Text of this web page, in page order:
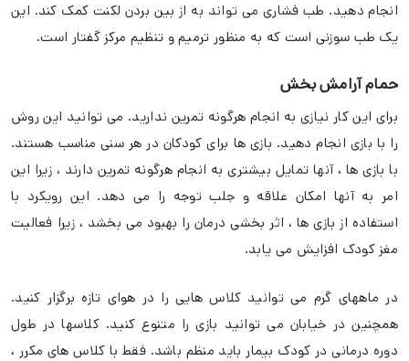
انجام دهید. طب فشاری می تواند به از بین بردن لکنت کمک کند. این
یک طب سوزنی است که به منظور ترمیم و تنظیم مرکز گفتار است.
حمام آرامش بخش
برای این کار نیازی به انجام هرگونه تمرین ندارید. می توانید این روش
را با بازی انجام دهید. بازی ها برای کودکان در هر سنی مناسب هستند.
با بازی ها ، آنها تمایل بیشتری به انجام هرگونه تمرین دارند ، زیرا این
امر به آنها امکان علاقه و جلب توجه را می دهد. این رویکرد با
استفاده از بازی ها ، اثر بخشی درمان را بهبود می بخشد ، زیرا فعالیت
مغز کودک افزایش می یابد.
در ماههای گرم می توانید کلاس هایی را در هوای تازه برگزار کنید.
همچنین در خیابان می توانید بازی را متنوع کنید. کلاسها در طول
دوره درمانی در کودک بیمار باید منظم باشد. فقط با کلاس های مکرر ،